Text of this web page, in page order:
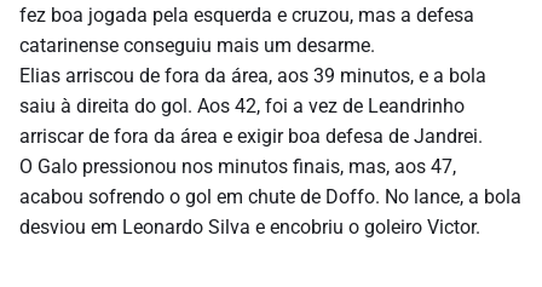
fez boa jogada pela esquerda e cruzou, mas a defesa
catarinense conseguiu mais um desarme.
Elias arriscou de fora da área, aos 39 minutos, e a bola
saiu à direita do gol. Aos 42, foi a vez de Leandrinho
arriscar de fora da área e exigir boa defesa de Jandrei.
O Galo pressionou nos minutos finais, mas, aos 47,
acabou sofrendo o gol em chute de Doffo. No lance, a bola
desviou em Leonardo Silva e encobriu o goleiro Victor.